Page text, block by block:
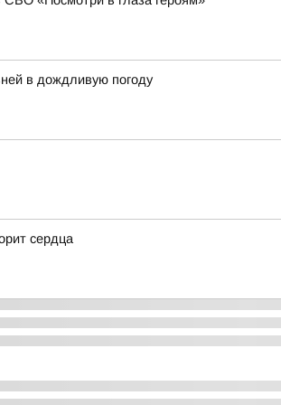
в дождливую погоду
сердца